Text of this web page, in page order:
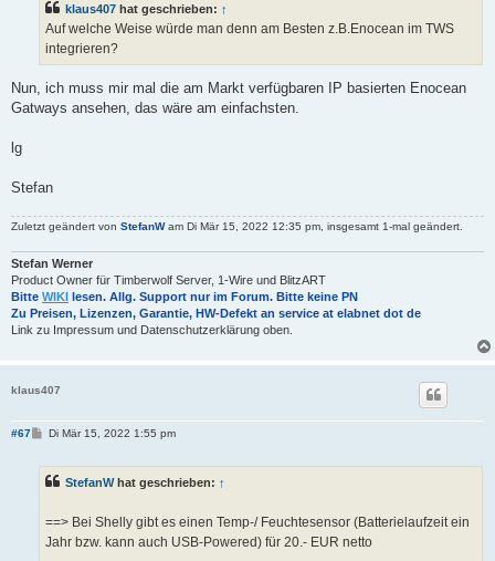
klaus407 hat geschrieben: ↑
Auf welche Weise würde man denn am Besten z.B.Enocean im TWS
integrieren?
Nun, ich muss mir mal die am Markt verfügbaren IP basierten Enocean
Gatways ansehen, das wäre am einfachsten.
lg
Stefan
Zuletzt geändert von StefanWam Di Mär 15, 2022 12:35 pm, insgesamt 1-mal geändert.
Stefan Werner
Product Owner für Timberwolf Server, 1-Wire und BlitzART
Bitte WIKI lesen. Allg. Support nur im Forum. Bitte keine PN
Zu Preisen, Lizenzen, Garantie, HW-Defekt an service at elabnet dot de
Link zu Impressum und Datenschutzerklärung oben.
klaus407
#67
B
r
Di Mär 15, 2022 1:55 pm
StefanWhat geschrieben: ↑
==> Bei Shelly gibt es einen Temp-/ Feuchtesensor (Batterielaufzeit ein
Jahr bzw. kann auch USB-Powered) für 20.- EUR netto